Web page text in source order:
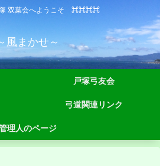
葉会へようこそ ⌘⌘⌘⌘
風まかせ～
戸塚弓友会
弓道関連リンク
理人のページ